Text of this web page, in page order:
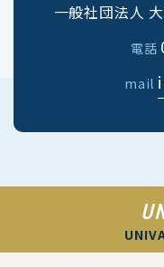
一般社団法人
電話
mail